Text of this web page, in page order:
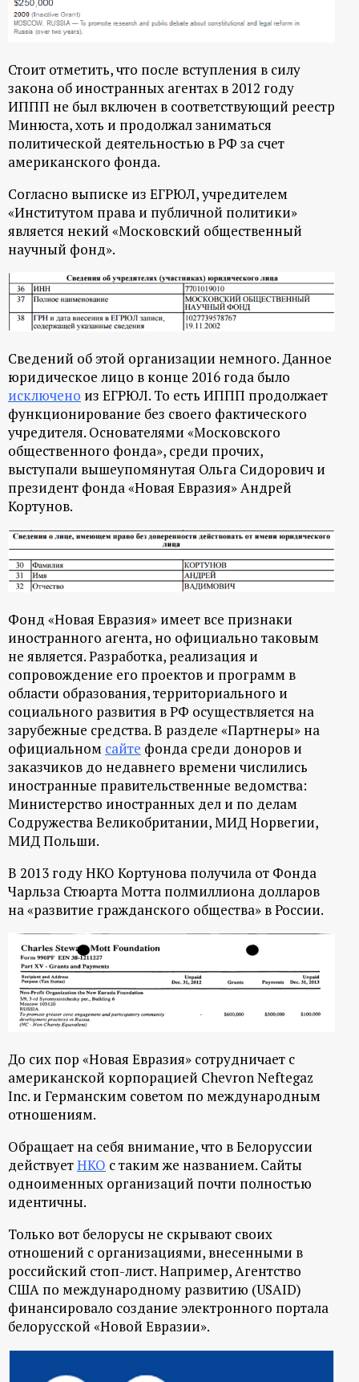
Стоит отметить, что после вступления в силу
закона об иностранных агентах в 2012 году
ИППП не был включен в соответствующий реестр
Минюста, хоть и продолжал заниматься
политической деятельностью в РФ за счет
американского фонда.
Согласно выписке из ЕГРЮЛ, учредителем
«Институтом права и публичной политики»
является некий «Московский общественный
научный фонд».
Сведений об этой организации немного. Данное
юридическое лицо в конце 2016 года было
исключено из ЕГРЮЛ. То есть ИППП продолжает
функционирование без своего фактического
учредителя. Основателями «Московского
общественного фонда», среди прочих,
выступали вышеупомянутая Ольга Сидорович и
президент фонда «Новая Евразия» Андрей
Кортунов.
Фонд «Новая Евразия» имеет все признаки
иностранного агента, но официально таковым
не является. Разработка, реализация и
сопровождение его проектов и программ в
области образования, территориального и
социального развития в РФ осуществляется на
зарубежные средства. В разделе «Партнеры» на
официальном сайте фонда среди доноров и
заказчиков до недавнего времени числились
иностранные правительственные ведомства:
Министерство иностранных дел и по делам
Содружества Великобритании, МИД Норвегии,
МИД Польши.
В 2013 году НКО Кортунова получила от Фонда
Чарльза Стюарта Мотта полмиллиона долларов
на «развитие гражданского общества» в России.
До сих пор «Новая Евразия» сотрудничает с
американской корпорацией Chevron Neftegaz
Inc. и Германским советом по международным
отношениям.
Обращает на себя внимание, что в Белоруссии
действуетНКО с таким же названием. Сайты
одноименных организаций почти полностью
идентичны.
Только вот белорусы не скрывают своих
отношений с организациями, внесенными в
российский стоп-лист. Например, Агентство
США по международному развитию (USAID)
финансировало создание электронного портала
белорусской «Новой Евразии».